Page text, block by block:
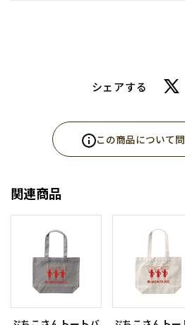
シェアする
この商品について
関連商品